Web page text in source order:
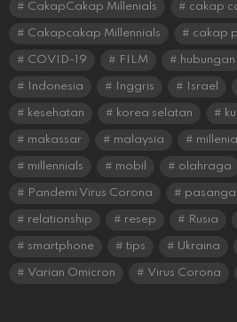
CakapCakap Millenials cakap
Cakapcakap Millennials cakap
COVID-19 FILM hubungan
Indonesia Inggris Israel
kesehatan korea selatan
makassar malaysia
millennials mobil olahraga
Pandemi Virus Corona
relationship resep Rusia
smartphone tips Ukraina
Varian Omicron Virus Corona